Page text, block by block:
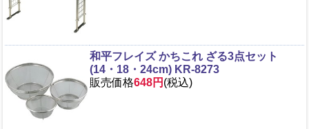
和平フレイズ かちこれ ざる3点セット
(14・18・24cm) KR-8273
販売価格648円 (税込)